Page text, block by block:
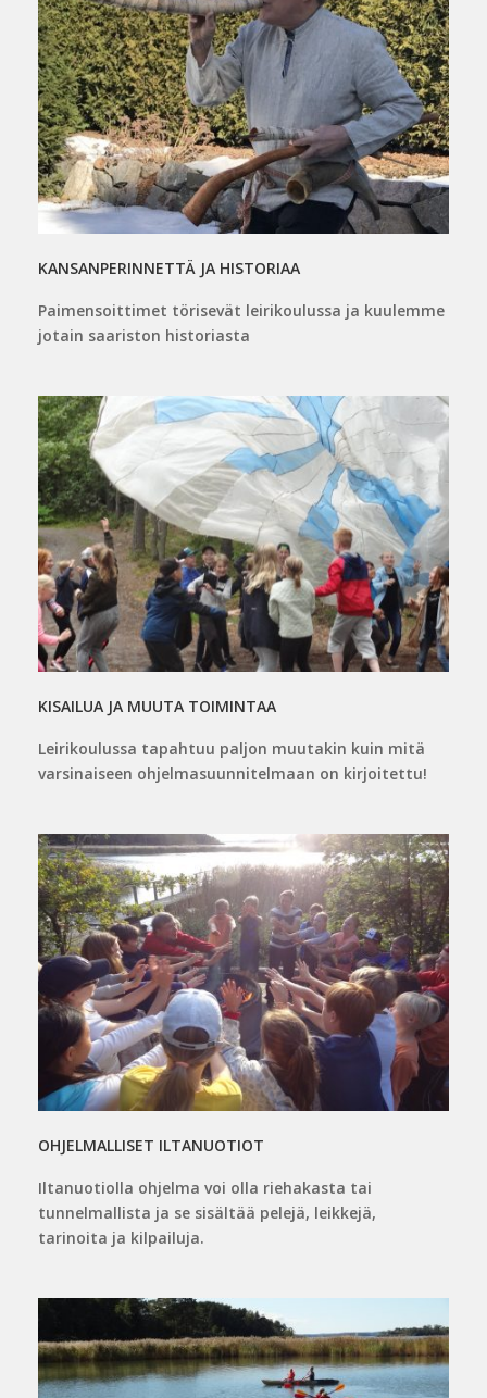
KANSANPERINNETTÄ JA HISTORIAA
Paimensoittimet törisevät leirikoulussa ja kuulemme
jotain saariston historiasta
KISAILUA JA MUUTA TOIMINTAA
Leirikoulussa tapahtuu paljon muutakin kuin mitä
varsinaiseen ohjelmasuunnitelmaan on kirjoitettu!
OHJELMALLISET ILTANUOTIOT
Iltanuotiolla ohjelma voi olla riehakasta tai
tunnelmallista ja se sisältää pelejä, leikkejä,
tarinoita ja kilpailuja.